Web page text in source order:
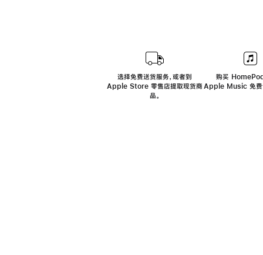
选择免费送货服务，或者到
Apple Store 零售店提取现货商
品。
购买
Apple Music 免费